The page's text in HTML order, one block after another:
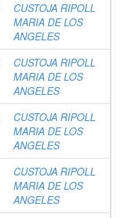
CUSTOJA RIPOLL
MARIA DE LOS
ANGELES
CUSTOJA RIPOLL
MARIA DE LOS
ANGELES
CUSTOJA RIPOLL
MARIA DE LOS
ANGELES
CUSTOJA RIPOLL
MARIA DE LOS
ANGELES